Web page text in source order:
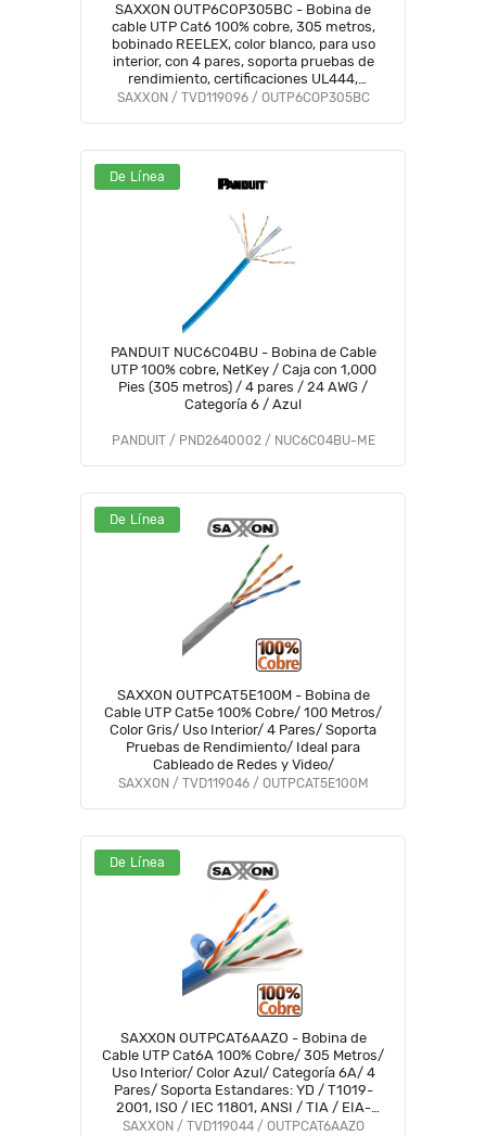
SAXXON OUTP6COP305BC - Bobina de
cable UTP Cat6 100% cobre, 305 metros,
bobinado REELEX, color blanco, para uso
interior, con 4 pares, soporta pruebas de
rendimiento, certificaciones UL444,
ISO9001 y RoHS.
SAXXON / TVD119096 / OUTP6COP305BC
De Línea
PANDUIT NUC6C04BU - Bobina de Cable
UTP 100% cobre, NetKey / Caja con 1,000
Pies (305 metros) / 4 pares / 24 AWG /
Categoría 6 / Azul
PANDUIT / PND2640002 / NUC6C04BU-ME
De Línea
SAXXON OUTPCAT5E100M - Bobina de
Cable UTP Cat5e 100% Cobre/ 100 Metros/
Color Gris/ Uso Interior/ 4 Pares/ Soporta
Pruebas de Rendimiento/ Ideal para
Cableado de Redes y Video/
SAXXON / TVD119046 / OUTPCAT5E100M
De Línea
SAXXON OUTPCAT6AAZO - Bobina de
Cable UTP Cat6A 100% Cobre/ 305 Metros/
Uso Interior/ Color Azul/ Categoría 6A/ 4
Pares/ Soporta Estandares: YD / T1019-
2001, ISO / IEC 11801, ANSI / TIA / EIA-
568/ Ideal para Cableado de Redes/
SAXXON / TVD119044 / OUTPCAT6AAZO